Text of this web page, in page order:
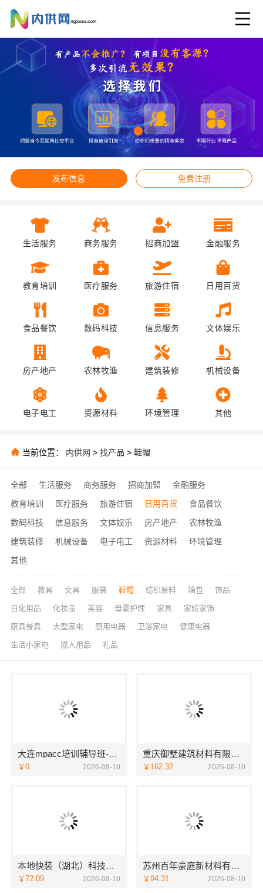
发布信息 免费注册
生活服务 商务服务 招商加盟 金融服务
教育培训 医疗服务 旅游住宿 日用百货
食品餐饮 数码科技 信息服务 文体娱乐
房产地产 农林牧渔 建筑装修 机械设备
电子电工 资源材料 环境管理 其他
当前位置： 内供网 > 找产品 > 鞋帽
全部 生活服务 商务服务 招商加盟
金融服务
教育培训
医疗服务 旅游住宿 日用百货
食品餐饮
数码科技
信息服务 文体娱乐 房产地产
农林牧渔
建筑装修
机械设备 电子电工 资源材料
环境管理
其他
全部 教具 文具 服装 鞋帽 纺织原料 箱包 饰品
日化用品 化妆品 美容 母婴护理 家具 家纺家饰
厨具餐具 大型家电 厨用电器 卫浴家电 健康电器
生活小家电 成人用品 礼品
大连mpacc培训辅导班-社科赛斯会计专硕考研五位一体循环教学
￥0 2026-08-10
重庆御墅建筑材料有限公司周边区县装配式木模售后保障
￥162.32 2026-08-10
本地快装（湖北）科技：住宅毛坯房快捷装修
￥72.09 2026-08-10
苏州百年豪庭新材料有限公司，苏州市区靠谱家装装修多少钱拎包入住
￥94.31 2026-08-10